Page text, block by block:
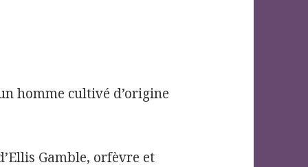
homme cultivé d’origine
Gamble, orfèvre et